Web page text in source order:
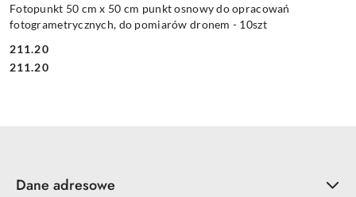
Fotopunkt 50 cm x 50 cm punkt osnowy do opracowań
fotogrametrycznych, do pomiarów dronem - 10szt
Cena:
211.20
Cena:
211.20
Dane adresowe